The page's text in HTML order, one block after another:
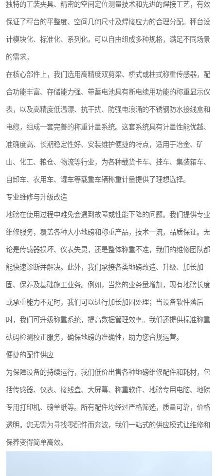
独特的工装夹具、精密的空间定位测量技术和先进的焊接工艺，有效
保证了秤台的平整度、空间几何尺寸及焊接应力的合理分配。秤台设
计模块化、标准化、系列化，可以自由组成多种规格，满足不同场景
的需求。
在核心部件上，我们选用高精度双剪梁、桥式或柱式称重传感器，配
合功能丰富、存储能力强、带蓄电池具有断电续用功能的称重显示仪
表，以及高精度低温漂、抗干扰、防强电浪涌的不锈钢防水接线盒和
电缆，组成一套完善的称重计量系统。这套系统具有计量性能优越、
准确度高、长期稳定性好、安装维护便捷的特点，适用于冶金、矿
山、化工、粮仓、物流等行业，为各种载货卡车、挂车、集装箱车、
自卸车、农用车、罐车等载重车辆称重计量提供了理想选择。
专业维修与升级改造
地磅在使用过程中难免会遇到故障或性能下降的问题。我们提供专业
维修服务，覆盖各种大小地磅和称重产品，技术一流，品质保证。无
论是传感器损坏、仪表失灵，还是整体称重不准，我们的维修团队都
能快速诊断并解决。此外，我们承接各类地磅改造、升级、加长加
固、保养及基础施工业务。例如，当您的业务量增加，现有地磅长度
或承重能力不足时，我们可以进行加长加固处理；当设备软件落后
时，我们可升级称重系统，提高数据管理效率。我们还提供标准称重
砝码检测校正服务，确保地磅的准确性，助力您合规运营。
便捷的配件供应
为保障设备的持续运行，我们低价出售各种地磅维修配件和耗材，包
括传感器、仪表、接线盒、大屏幕、称重软件、地磅专用电脑、地磅
专用打印机、磅单纸等。所有配件均经过严格筛选，质量可靠，价格
透明。您无需为寻找零配件而奔波，我们一站式的供应模式让维修和
保养变得简单高效。